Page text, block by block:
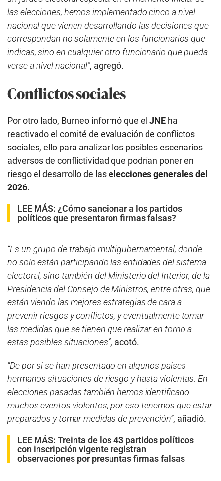
las elecciones, hemos implementado cinco a nivel
nacional que vienen desarrollando las decisiones que
correspondan no solamente en los funcionarios que
indicas, sino en cualquier otro funcionario que pueda
verse a nivel nacional”, agregó.
Conflictos sociales
Por otro lado, Burneo informó que el JNE ha
reactivado el comité de evaluación de conflictos
sociales, ello para analizar los posibles escenarios
adversos de conflictividad que podrían poner en
riesgo el desarrollo de laselecciones generales del
2026.
LEE MÁS: ¿Cómo sancionar a los partidos
políticos que presentaron firmas falsas?
“Es un grupo de trabajo multigubernamental, donde
no solo están participando las entidades del sistema
electoral, sino también del Ministerio del Interior, de la
Presidencia del Consejo de Ministros, entre otras, que
están viendo las mejores estrategias de cara a
prevenir riesgos y conflictos, y eventualmente tomar
las medidas que se tienen que realizar en torno a
estas posibles situaciones”, acotó.
“De por sí se han presentado en algunos países
hermanos situaciones de riesgo y hasta violentas. En
elecciones pasadas también hemos identificado
muchos eventos violentos, por eso tenemos que estar
preparados y tomar medidas de prevención”, añadió.
LEE MÁS: Treinta de los 43 partidos políticos
con inscripción vigente registran
observaciones por presuntas firmas falsas